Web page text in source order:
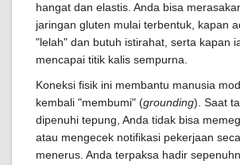
hangat dan elastis. Anda bisa
jaringan gluten mulai terbentuk, kapan
"lelah" dan butuh istirahat, serta kapan
mencapai titik kalis sempurna.
Koneksi fisik ini membantu manusia
kembali "membumi" (grounding). Saat
dipenuhi tepung, Anda tidak bisa
atau mengecek notifikasi pekerjaan
menerus. Anda terpaksa hadir